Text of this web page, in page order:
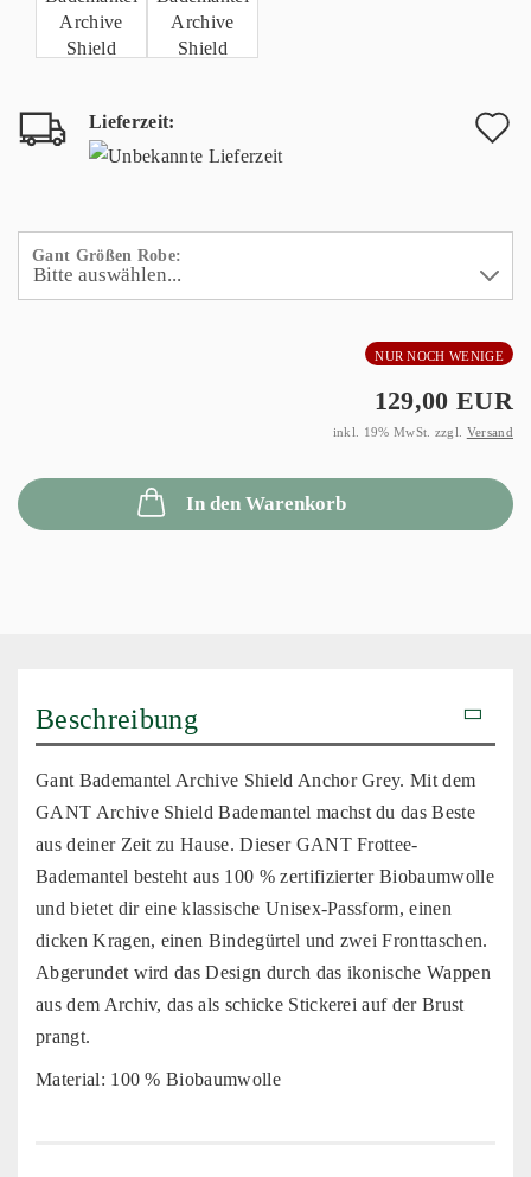
Lieferzeit:
Gant Größen Robe:
NUR NOCH WENIGE
129,00 EUR
inkl. 19% MwSt. zzgl. Versand
In den Warenkorb
Beschreibung
Gant Bademantel Archive Shield Anchor Grey. Mit dem
GANT Archive Shield Bademantel machst du das Beste
aus deiner Zeit zu Hause. Dieser GANT Frottee-
Bademantel besteht aus 100 % zertifizierter Biobaumwolle
und bietet dir eine klassische Unisex-Passform, einen
dicken Kragen, einen Bindegürtel und zwei Fronttaschen.
Abgerundet wird das Design durch das ikonische Wappen
aus dem Archiv, das als schicke Stickerei auf der Brust
prangt.
Material: 100 % Biobaumwolle